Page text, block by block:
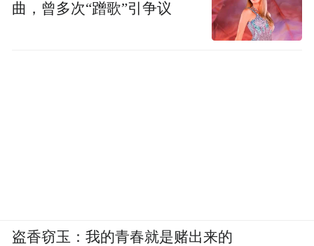
曲，曾多次“蹭歌”引争议
盗香窃玉：我的青春就是赌出来的